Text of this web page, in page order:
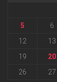
5
6
12
13
19
20
26
27